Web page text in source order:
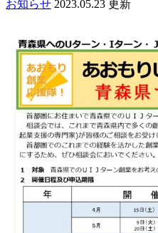
お知らせ 2023.05.23 更新